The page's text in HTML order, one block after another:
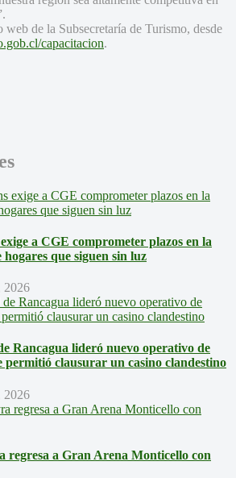
de la Subsecretaría de Turismo, desde
capacitacion.
a CGE comprometer plazos en la
que siguen sin luz
2026
Rancagua lideró nuevo operativo de
permitió clausurar un casino clandestino
2026
regresa a Gran Arena Monticello con